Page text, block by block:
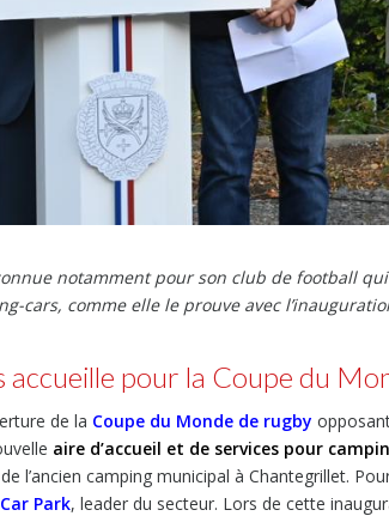
notamment pour son club de football
cars, comme elle le prouve avec
accueille pour la Coupe du
de la Coupe du Monde de rugby
aire d’accueil et de services pour
l’ancien camping municipal à Chantegrillet.
Park, leader du secteur. Lors de cette